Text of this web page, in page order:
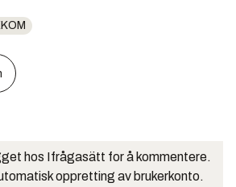
hos Ifrågasätt for å kommentere.
oppretting av brukerkonto.